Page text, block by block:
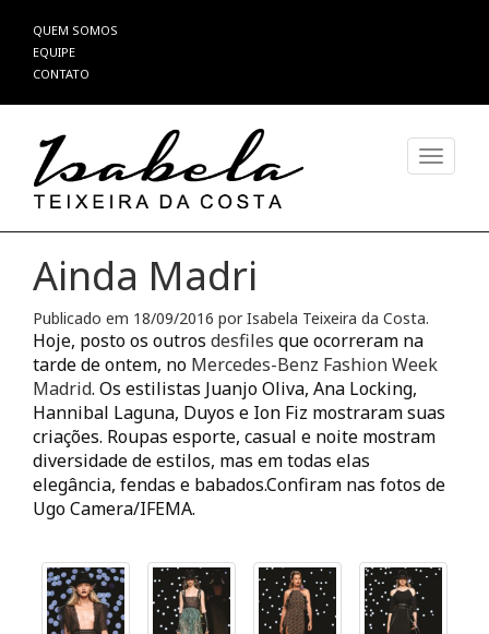
Pular
para
o
QUEM SOMOS
EQUIPE
CONTATO
Ainda Madri
Publicado em 18/09/2016 porIsabela Teixeira da Costa.
Hoje, posto os outros desfiles que ocorreram na
tarde de ontem, no Mercedes-Benz Fashion Week
Madrid. Os estilistas Juanjo Oliva, Ana Locking,
Hannibal Laguna, Duyos e Ion Fiz mostraram suas
criações. Roupas esporte, casual e noite mostram
diversidade de estilos, mas em todas elas
elegância, fendas e babados.Confiram nas fotos de
Ugo Camera/IFEMA.